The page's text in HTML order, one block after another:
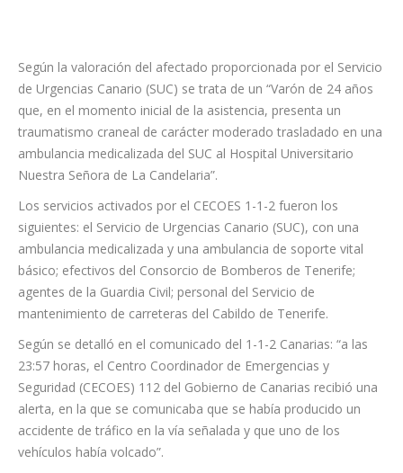
Según la valoración del afectado proporcionada por el Servicio
de Urgencias Canario (SUC) se trata de un “Varón de 24 años
que, en el momento inicial de la asistencia, presenta un
traumatismo craneal de carácter moderado trasladado en una
ambulancia medicalizada del SUC al Hospital Universitario
Nuestra Señora de La Candelaria”.
Los servicios activados por el CECOES 1-1-2 fueron los
siguientes: el Servicio de Urgencias Canario (SUC), con una
ambulancia medicalizada y una ambulancia de soporte vital
básico; efectivos del Consorcio de Bomberos de Tenerife;
agentes de la Guardia Civil; personal del Servicio de
mantenimiento de carreteras del Cabildo de Tenerife.
Según se detalló en el comunicado del 1-1-2 Canarias: “a las
23:57 horas, el Centro Coordinador de Emergencias y
Seguridad (CECOES) 112 del Gobierno de Canarias recibió una
alerta, en la que se comunicaba que se había producido un
accidente de tráfico en la vía señalada y que uno de los
vehículos había volcado”.